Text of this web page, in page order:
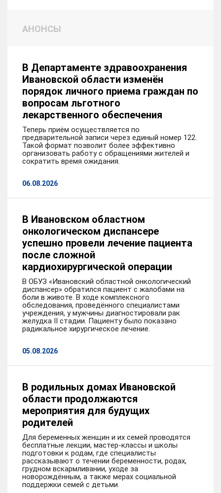
АНОНСЫ
В Департаменте здравоохранения
Ивановской области изменён
порядок личного приема граждан по
вопросам льготного
лекарственного обеспечения
Теперь приём осуществляется по
предварительной записи через единый номер 122.
Такой формат позволит более эффективно
организовать работу с обращениями жителей и
сократить время ожидания.
06.08.2026
В Ивановском областном
онкологическом диспансере
успешно провели лечение пациента
после сложной
кардиохирургической операции
В ОБУЗ «Ивановский областной онкологический
диспансер» обратился пациент с жалобами на
боли в животе. В ходе комплексного
обследования, проведённого специалистами
учреждения, у мужчины диагностировали рак
желудка II стадии. Пациенту было показано
радикальное хирургическое лечение.
05.08.2026
В родильных домах Ивановской
области продолжаются
мероприятия для будущих
родителей
Для беременных женщин и их семей проводятся
бесплатные лекции, мастер-классы и школы
подготовки к родам, где специалисты
рассказывают о течении беременности, родах,
грудном вскармливании, уходе за
новорождённым, а также мерах социальной
поддержки семей с детьми.